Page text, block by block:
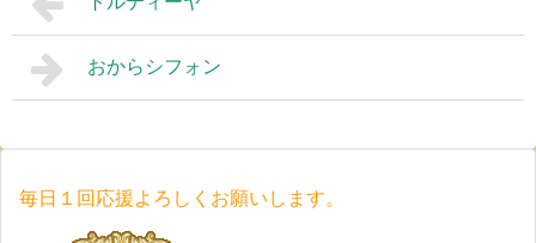
おからシフォン
毎日１回応援よろしくお願いします。